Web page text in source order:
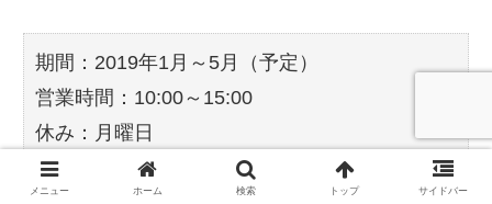
期間：2019年1月～5月（予定）
営業時間：10:00～15:00
休み：月曜日
メニュー ホーム 検索 トップ サイドバー